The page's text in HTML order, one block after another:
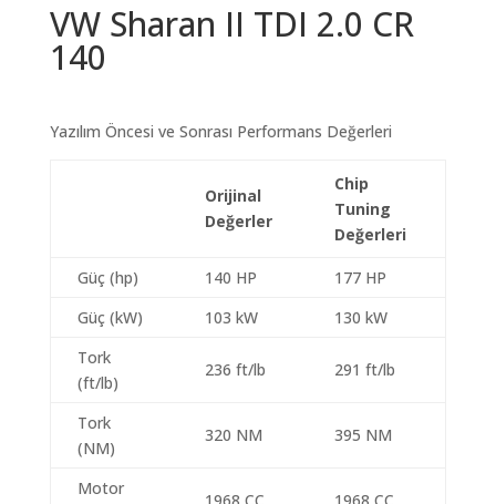
VW Sharan II TDI 2.0 CR
140
Yazılım Öncesi ve Sonrası Performans Değerleri
Orijinal
Değerler
Chip
Tuning
Değerleri
Güç (hp) 140 HP
177 HP
Güç (kW)
103 kW
130 kW
Tork
(ft/lb)
236 ft/lb 291 ft/lb
Tork
(NM)
320 NM 395 NM
Motor